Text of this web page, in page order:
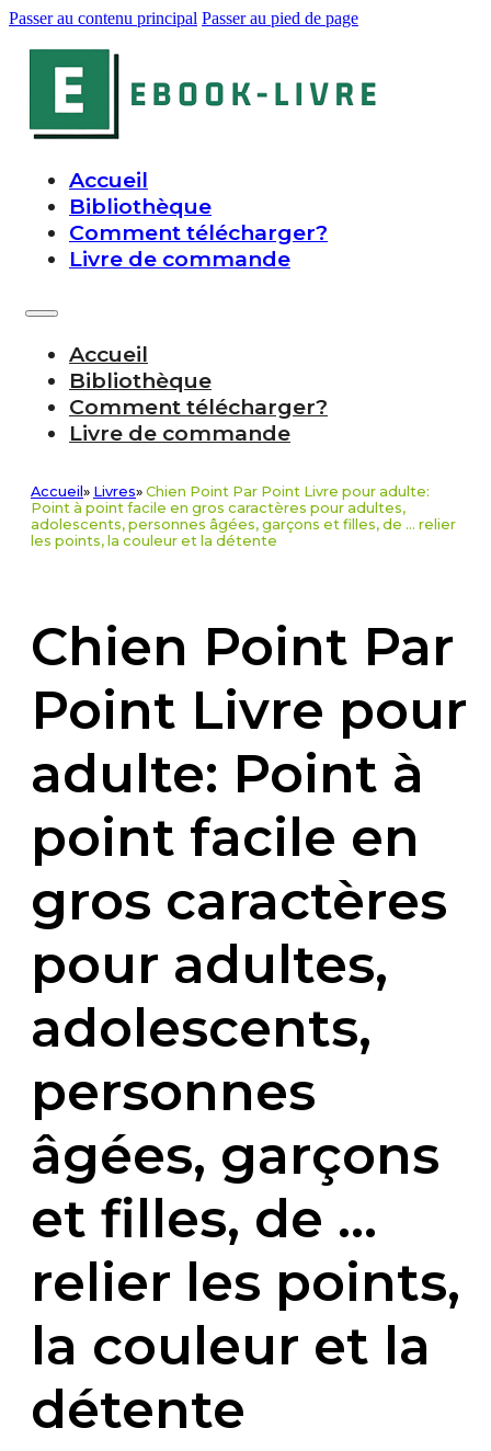
Passer au contenu principal Passer au pied de page
Accueil
Bibliothèque
Comment télécharger?
Livre de commande
Accueil
Bibliothèque
Comment télécharger?
Livre de commande
Accueil » Livres» Chien Point Par Point Livre pour adulte:
Point à point facile en gros caractères pour adultes,
adolescents, personnes âgées, garçons et filles, de ... relier
les points, la couleur et la détente
Chien Point Par
Point Livre pour
adulte: Point à
point facile en
gros caractères
pour adultes,
adolescents,
personnes
âgées, garçons
et filles, de …
relier les points,
la couleur et la
détente